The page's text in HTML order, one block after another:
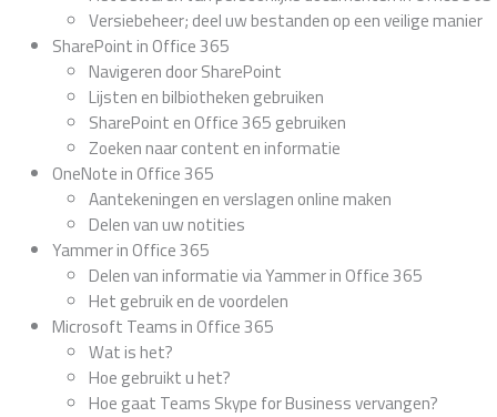
Versiebeheer; deel uw bestanden op een veilige manier
SharePoint in Office 365
Navigeren door SharePoint
Lijsten en bilbiotheken gebruiken
SharePoint en Office 365 gebruiken
Zoeken naar content en informatie
OneNote in Office 365
Aantekeningen en verslagen online maken
Delen van uw notities
Yammer in Office 365
Delen van informatie via Yammer in Office 365
Het gebruik en de voordelen
Microsoft Teams in Office 365
Wat is het?
Hoe gebruikt u het?
Hoe gaat Teams Skype for Business vervangen?